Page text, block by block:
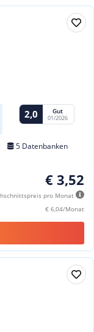
2,0 Gut
01/2026
5 Datenbanken
€ 3,52
pro Monat
€ 6,04/Monat